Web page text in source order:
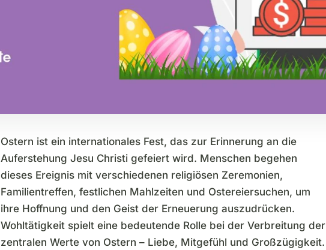
Ostern ist ein internationales Fest, das zur Erinnerung an die
Auferstehung Jesu Christi gefeiert wird. Menschen begehen
dieses Ereignis mit verschiedenen religiösen Zeremonien,
Familientreffen, festlichen Mahlzeiten und Ostereiersuchen, um
ihre Hoffnung und den Geist der Erneuerung auszudrücken.
Wohltätigkeit spielt eine bedeutende Rolle bei der Verbreitung der
zentralen Werte von Ostern – Liebe, Mitgefühl und Großzügigkeit.